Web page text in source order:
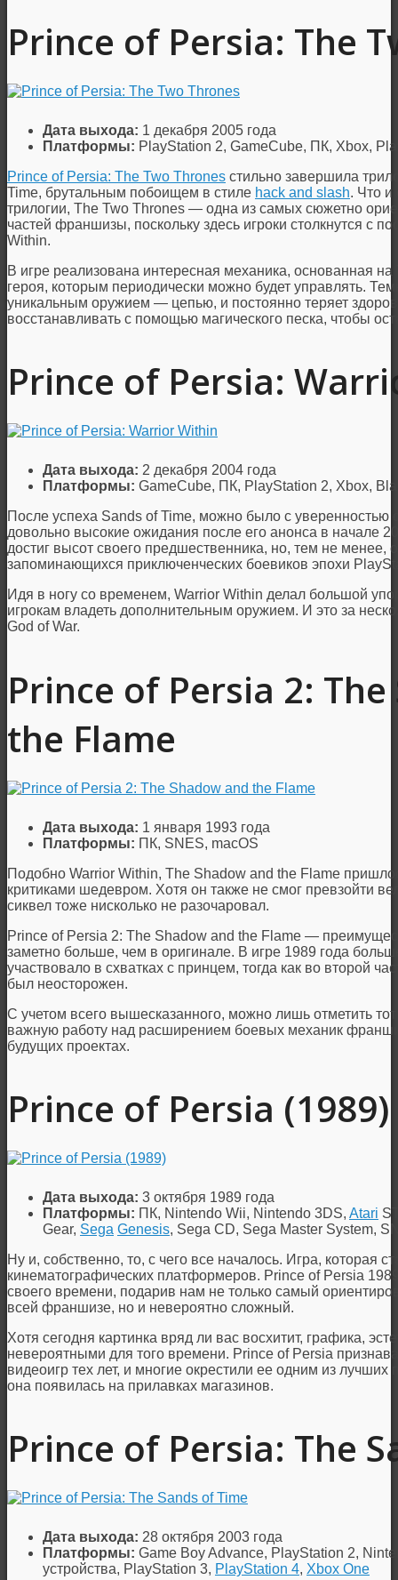
Prince of Persia: The
Дата выхода: 1 декабря 2005 года
Платформы: PlayStation 2, GameCube, ПК, Xbox,
Prince of Persia: The Two Thrones стильно завершила
Time, брутальным побоищем в стиле hack and slash. Что и
трилогии, The Two Thrones — одна из самых сюжетно
частей франшизы, поскольку здесь игроки столкнутся с
Within.
В игре реализована интересная механика, основанная
героя, которым периодически можно будет управлять.
уникальным оружием — цепью, и постоянно теряет
восстанавливать с помощью магического песка, чтобы
Prince of Persia:
Дата выхода: 2 декабря 2004 года
Платформы: GameCube, ПК, PlayStation 2, Xbox,
После успеха Sands of Time, можно было с уверенностью
довольно высокие ожидания после его анонса в начале
достиг высот своего предшественника, но, тем не менее,
запоминающихся приключенческих боевиков эпохи
Идя в ногу со временем, Warrior Within делал большой
игрокам владеть дополнительным оружием. И это за
God of War.
Prince of Persia 2:
the Flame
Дата выхода: 1 января 1993 года
Платформы: ПК, SNES, macOS
Подобно Warrior Within, The Shadow and the Flame
критиками шедевром. Хотя он также не смог превзойти
сиквел тоже нисколько не разочаровал.
Prince of Persia 2: The Shadow and the Flame —
заметно больше, чем в оригинале. В игре 1989 года
участвовало в схватках с принцем, тогда как во второй
был неосторожен.
С учетом всего вышесказанного, можно лишь отметить
важную работу над расширением боевых механик
будущих проектах.
Prince of Persia (1989)
Дата выхода: 3 октября 1989 года
Платформы: ПК, Nintendo Wii, Nintendo 3DS, Atari
Gear, Sega Genesis, Sega CD, Sega Master System,
Ну и, собственно, то, с чего все началось. Игра, которая
кинематографических платформеров. Prince of Persia
своего времени, подарив нам не только самый
всей франшизе, но и невероятно сложный.
Хотя сегодня картинка вряд ли вас восхитит, графика,
невероятными для того времени. Prince of Persia
видеоигр тех лет, и многие окрестили ее одним из
она появилась на прилавках магазинов.
Prince of Persia: The
Дата выхода: 28 октября 2003 года
Платформы: Game Boy Advance, PlayStation 2,
устройства, PlayStation 3, PlayStation 4, Xbox One